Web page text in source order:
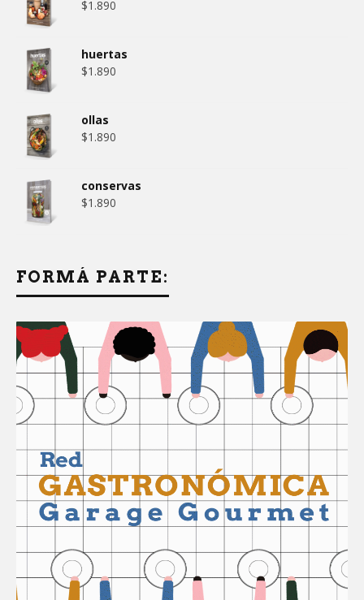
$1.890
huertas
$1.890
ollas
$1.890
conservas
$1.890
FORMÁ PARTE: